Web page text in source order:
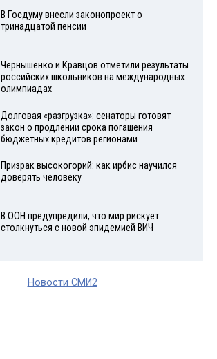
В Госдуму внесли законопроект о
тринадцатой пенсии
Чернышенко и Кравцов отметили результаты
российских школьников на международных
олимпиадах
Долговая «разгрузка»: сенаторы готовят
закон о продлении срока погашения
бюджетных кредитов регионами
Призрак высокогорий: как ирбис научился
доверять человеку
В ООН предупредили, что мир рискует
столкнуться с новой эпидемией ВИЧ
Новости СМИ2